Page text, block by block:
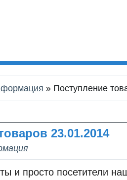
» Поступление
23.01.2014
и просто посетители